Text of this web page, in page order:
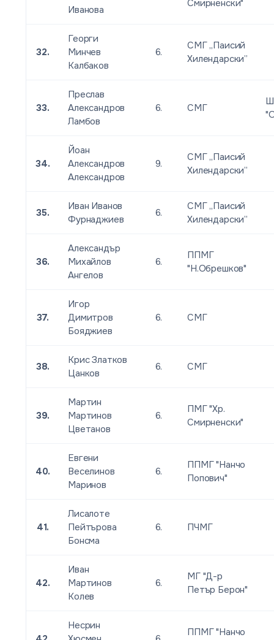
Иванова
Смирненски"
32.
Георги
Минчев
Калбаков
6.
СМГ „Паисий
Хилендарски”
33.
Преслав
Александров
Ламбов
6. СМГ
34.
Йоан
Александров
Александров
9.
СМГ „Паисий
Хилендарски”
35.
Иван Иванов
Фурнаджиев
6.
СМГ „Паисий
Хилендарски”
36.
Александър
Михайлов
Ангелов
6.
ППМГ
"Н.Обрешков"
37.
Игор
Димитров
Бояджиев
6. СМГ
38.
Крис Златков
Цанков
6. СМГ
39.
Мартин
Мартинов
Цветанов
6.
ПМГ "Хр.
Смирненски"
40.
Евгени
Веселинов
Маринов
6.
ППМГ "Нанчо
Попович"
41.
Лисалоте
Пейтърова
Бонсма
6. ПЧМГ
42.
Иван
Мартинов
Колев
6.
МГ "Д-р
Петър Берон"
Несрин
ППМГ "Нанчо